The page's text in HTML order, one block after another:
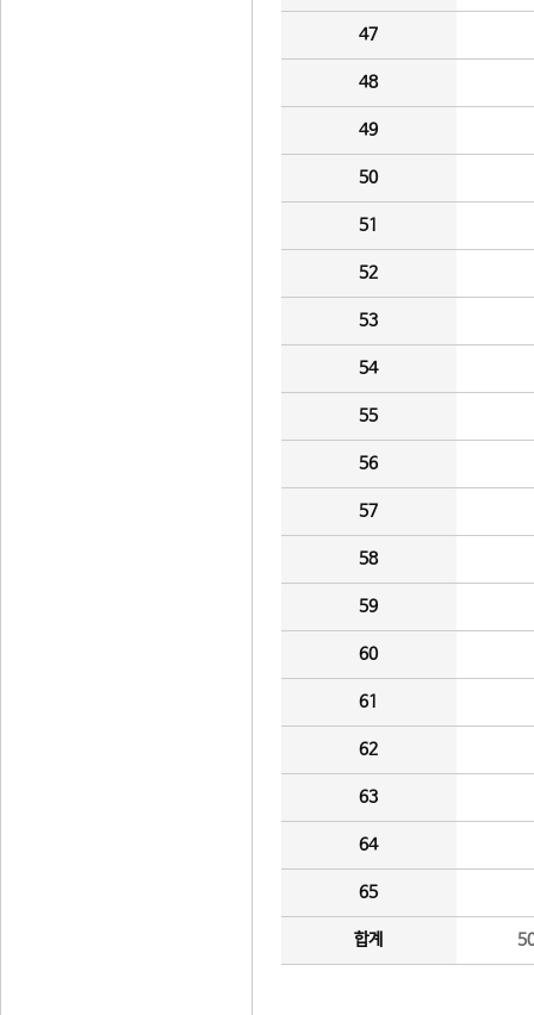
47
48
49
50
51
52
53
54
55
56
57
58
59
60
61
62
63
64
65
합계